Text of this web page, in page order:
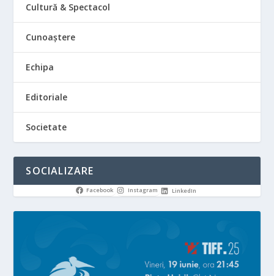
Cultură & Spectacol
Cunoaștere
Echipa
Editoriale
Societate
SOCIALIZARE
Facebook Instagram LinkedIn